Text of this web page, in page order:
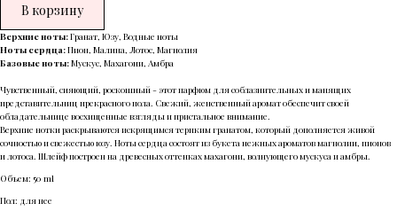
В корзину
Верхние ноты:Гранат, Юзу, Водные ноты
Ноты сердца:Пион, Малина, Лотос, Магнолия
Базовые ноты:Мускус, Махагони, Амбра
Чувственный, сияющий, роскошный - этот парфюм для соблазнительных и манящих
представительниц прекрасного пола. Свежий, женственный аромат обеспечит своей
обладательнице восхищенные взгляды и пристальное внимание.
Верхние нотки раскрываются искрящимся терпким гранатом, который дополняется живой
сочностью и свежестью юзу. Ноты сердца состоят из букета нежных ароматов магнолии, пионов
и лотоса. Шлейф построен на древесных оттенках махагони, волнующего мускуса и амбры.
Объем: 50 ml
Пол: для нее